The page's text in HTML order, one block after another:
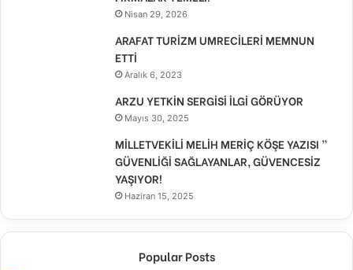
Nisan 29, 2026
ARAFAT TURİZM UMRECİLERİ MEMNUN
ETTİ
Aralık 6, 2023
ARZU YETKİN SERGİSİ İLGİ GÖRÜYOR
Mayıs 30, 2025
MİLLETVEKİLİ MELİH MERİÇ KÖŞE YAZISI ”
GÜVENLİĞİ SAĞLAYANLAR, GÜVENCESİZ
YAŞIYOR!
Haziran 15, 2025
Popular Posts